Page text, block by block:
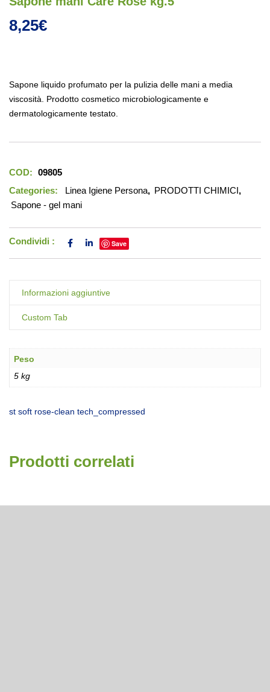
8,25€
Sapone liquido profumato per la pulizia delle mani a media
viscosità. Prodotto cosmetico microbiologicamente e
dermatologicamente testato.
COD: 09805
Categories:
Linea Igiene Persona, PRODOTTI CHIMICI,
Sapone - gel mani
Condividi : Save
Informazioni aggiuntive
Custom Tab
Peso
5 kg
st soft rose-clean tech_compressed
Prodotti correlati